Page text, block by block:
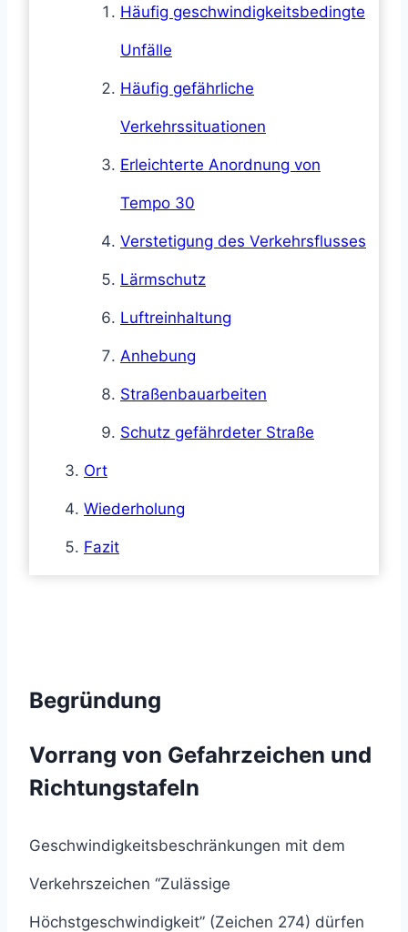
Häufig geschwindigkeitsbedingte
Unfälle
Häufig gefährliche
Verkehrssituationen
Erleichterte Anordnung von
Tempo 30
Verstetigung des Verkehrsflusses
Lärmschutz
Luftreinhaltung
Anhebung
Straßenbauarbeiten
Schutz gefährdeter Straße
Ort
Wiederholung
Fazit
Begründung
Vorrang von Gefahrzeichen und
Richtungstafeln
Geschwindigkeitsbeschränkungen mit dem
Verkehrszeichen “Zulässige
Höchstgeschwindigkeit” (Zeichen 274) dürfen